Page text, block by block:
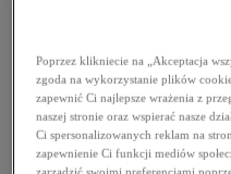
Poprzez klikniecie na „Akceptacja
zgoda na wykorzystanie plików
zapewnić Ci najlepsze wrażenia z
naszej stronie oraz wspierać nasze
Ci spersonalizowanych reklam na
zapewnienie Ci funkcji mediów